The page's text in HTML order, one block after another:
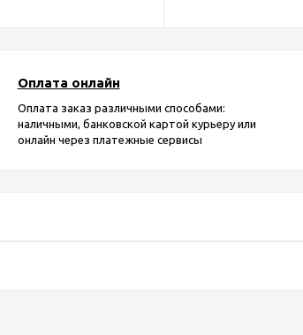
Оплата онлайн
Оплата заказ различными способами:
наличными, банковской картой курьеру или
онлайн через платежные сервисы